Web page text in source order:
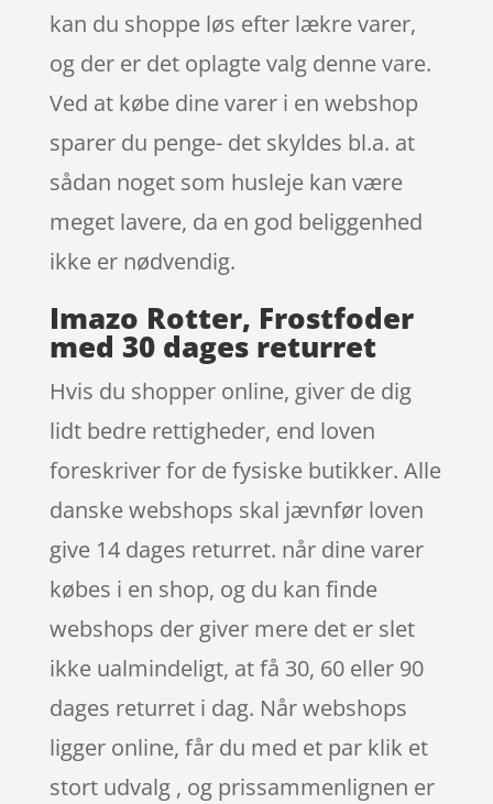
kan du shoppe løs efter lækre varer,
og der er det oplagte valg denne vare.
Ved at købe dine varer i en webshop
sparer du penge- det skyldes bl.a. at
sådan noget som husleje kan være
meget lavere, da en god beliggenhed
ikke er nødvendig.
Imazo Rotter, Frostfoder
med 30 dages returret
Hvis du shopper online, giver de dig
lidt bedre rettigheder, end loven
foreskriver for de fysiske butikker. Alle
danske webshops skal jævnfør loven
give 14 dages returret. når dine varer
købes i en shop, og du kan finde
webshops der giver mere det er slet
ikke ualmindeligt, at få 30, 60 eller 90
dages returret i dag. Når webshops
ligger online, får du med et par klik et
stort udvalg , og prissammenlignen er